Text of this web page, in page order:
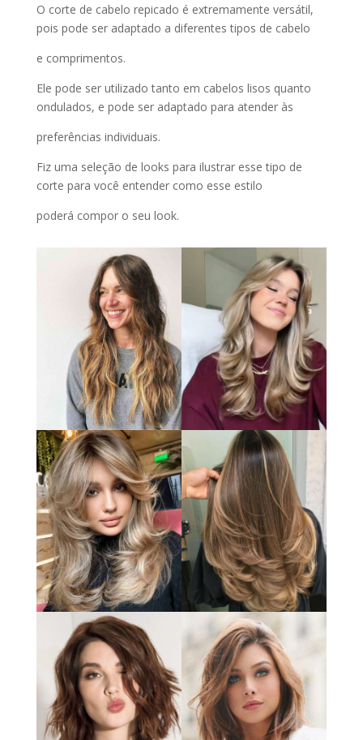
O corte de cabelo repicado é extremamente versátil,
pois pode ser adaptado a diferentes tipos de cabelo
e comprimentos.
Ele pode ser utilizado tanto em cabelos lisos quanto
ondulados, e pode ser adaptado para atender às
preferências individuais.
Fiz uma seleção de looks para ilustrar esse tipo de
corte para você entender como esse estilo
poderá compor o seu look.